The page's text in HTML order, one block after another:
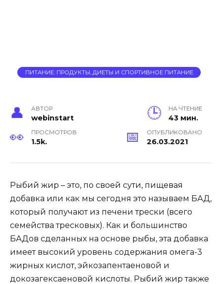
ПИТАНИЕ: ПРОДУКТЫ, ДИЕТЫ И СПОРТИВНОЕ ПИТАНИЕ
АВТОР
webinstart
НА ЧТЕНИЕ
43 мин.
ПРОСМОТРОВ
1.5k.
ОПУБЛИКОВАНО
26.03.2021
Рыбий жир – это, по своей сути, пищевая
добавка или как мы сегодня это называем БАД,
который получают из печени трески (всего
семейства тресковых). Как и большинство
БАДов сделанных на основе рыбы, эта добавка
имеет высокий уровень содержания омега-3
жирных кислот, эйкозапентаеновой и
докозагексаеновой кислоты. Рыбий жир также